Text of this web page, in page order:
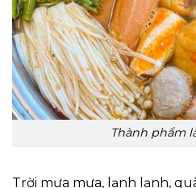
Thành phẩm
Trời mưa mưa, lạnh lạnh,